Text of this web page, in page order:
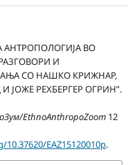
АНТРОПОЛОГИЈА ВО
И
СО НАШКО КРИЖНАР,
ЈОЖЕ РЕХБЕРГЕР ОГРИН”.
EthnoAnthropoZoom 12
EAZ15120010p.